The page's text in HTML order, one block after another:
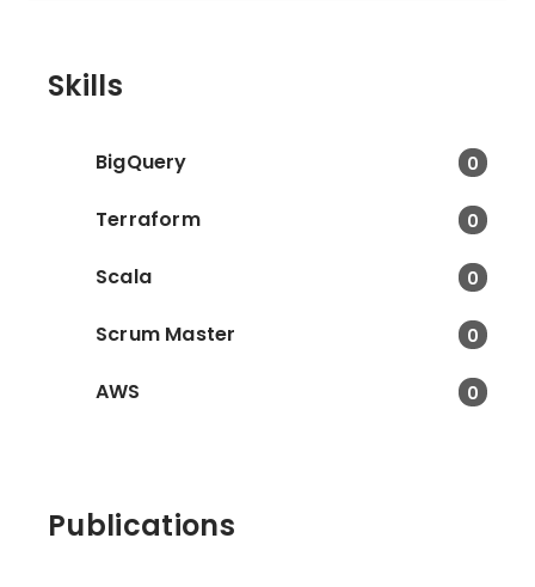
Skills
BigQuery 0
Terraform 0
Scala 0
Scrum Master 0
AWS 0
Publications